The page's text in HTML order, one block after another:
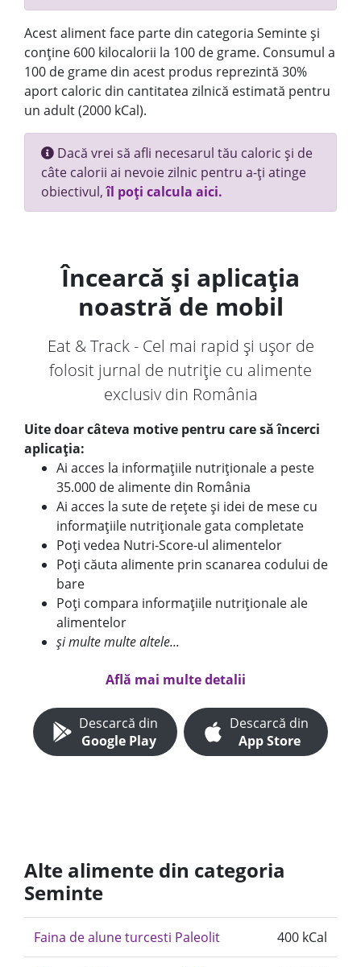
Acest aliment face parte din categoria Seminte și
conține 600 kilocalorii la 100 de grame. Consumul a
100 de grame din acest produs reprezintă 30%
aport caloric din cantitatea zilnică estimată pentru
un adult (2000 kCal).
Dacă vrei să afli necesarul tău caloric și de
câte calorii ai nevoie zilnic pentru a-ți atinge
obiectivul,îl poți calcula aici.
Încearcă și aplicația
noastră de mobil
Eat & Track - Cel mai rapid și ușor de
folosit jurnal de nutriție cu alimente
exclusiv din România
Uite doar câteva motive pentru care să încerci
aplicația:
Ai acces la informațiile nutriționale a peste
35.000 de alimente din România
Ai acces la sute de rețete și idei de mese cu
informațiile nutriționale gata completate
Poți vedea Nutri-Score-ul alimentelor
Poți căuta alimente prin scanarea codului de
bare
Poți compara informațiile nutriționale ale
alimentelor
și multe multe altele...
Află mai multe detalii
Descarcă din
Google Play
Descarcă din
App Store
Alte alimente din categoria
Seminte
Faina de alune turcesti Paleolit 400 kCal